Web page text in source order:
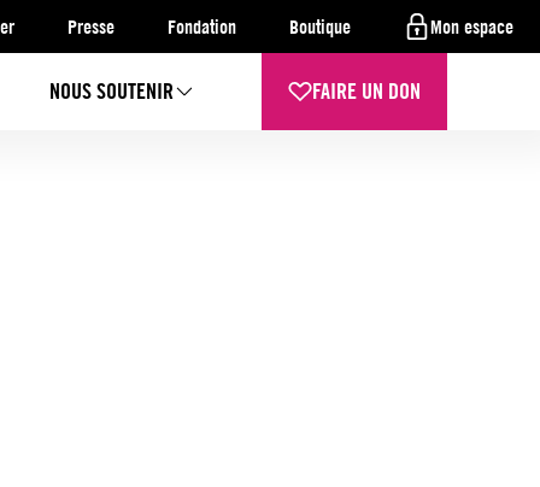
Presse Fondation Boutique Mon espace
NOUS SOUTENIR FAIRE UN DON